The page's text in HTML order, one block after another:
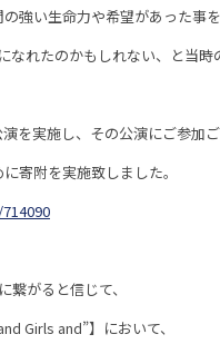
強い生命力や希望があった事
なれたのかもしれない、と当
を実施し、その公演にご参加
寄附を実施致しました。
がると信じて、
Girls and”】において、